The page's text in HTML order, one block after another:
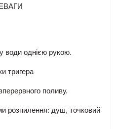
води однією рукою.
тригера
поливу.
розпилення: душ, точковий